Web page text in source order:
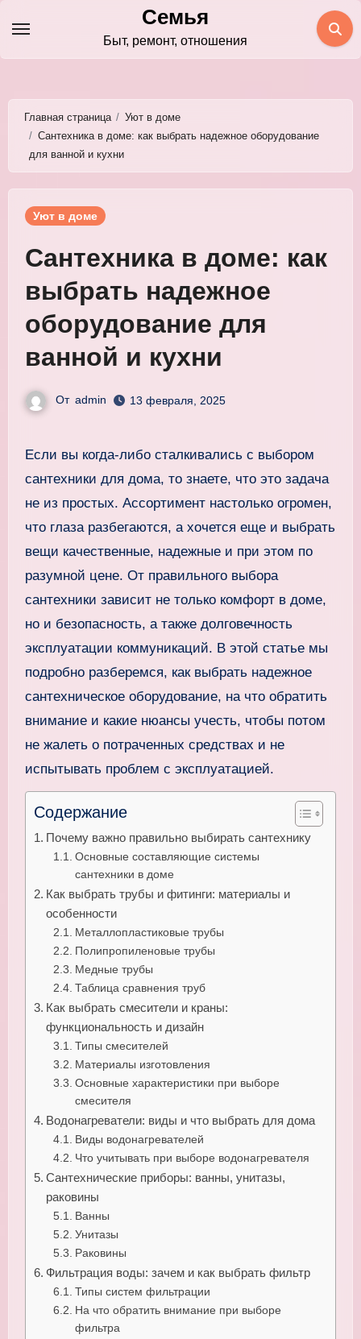
содержимому
Семья
Быт, ремонт, отношения
Главная страница
Уют в доме
Сантехника в доме: как выбрать надежное оборудование
для ванной и кухни
Уют в доме
Сантехника в доме: как
выбрать надежное
оборудование для
ванной и кухни
От admin 13 февраля, 2025
Если вы когда-либо сталкивались с выбором
сантехники для дома, то знаете, что это задача
не из простых. Ассортимент настолько огромен,
что глаза разбегаются, а хочется еще и выбрать
вещи качественные, надежные и при этом по
разумной цене. От правильного выбора
сантехники зависит не только комфорт в доме,
но и безопасность, а также долговечность
эксплуатации коммуникаций. В этой статье мы
подробно разберемся, как выбрать надежное
сантехническое оборудование, на что обратить
внимание и какие нюансы учесть, чтобы потом
не жалеть о потраченных средствах и не
испытывать проблем с эксплуатацией.
Содержание
Почему важно правильно выбирать сантехнику
Основные составляющие системы
сантехники в доме
Как выбрать трубы и фитинги: материалы и
особенности
Металлопластиковые трубы
Полипропиленовые трубы
Медные трубы
Таблица сравнения труб
Как выбрать смесители и краны:
функциональность и дизайн
Типы смесителей
Материалы изготовления
Основные характеристики при выборе
смесителя
Водонагреватели: виды и что выбрать для дома
Виды водонагревателей
Что учитывать при выборе водонагревателя
Сантехнические приборы: ванны, унитазы,
раковины
Ванны
Унитазы
Раковины
Фильтрация воды: зачем и как выбрать фильтр
Типы систем фильтрации
На что обратить внимание при выборе
фильтра